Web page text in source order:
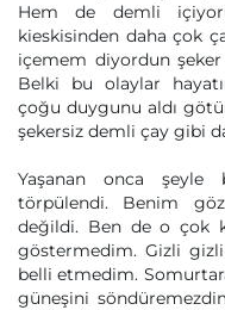
Hem de demli
kieskisinden daha çok
içemem diyordun
Belki bu olaylar
çoğu duygunu aldı
şekersiz demli çay gibi
Yaşanan onca şeyle
törpülendi. Benim
değildi. Ben de o çok
göstermedim. Gizli
belli etmedim.
güneşini